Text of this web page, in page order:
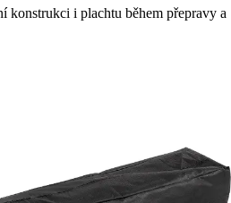
konstrukci i plachtu během přepravy a